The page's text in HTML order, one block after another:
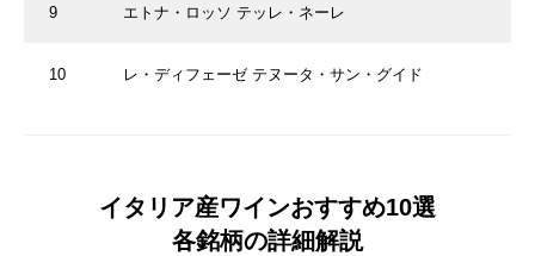
9 エトナ・ロッソ テッレ・ネーレ
10 レ・ディフェーゼ テヌータ・サン・グイド
イタリア産ワインおすすめ10選
各銘柄の詳細解説